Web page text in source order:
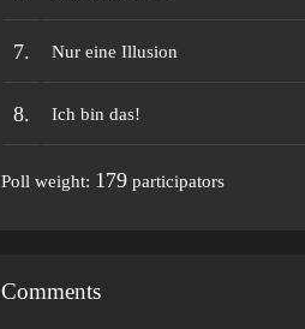
7. Nur eine Illusion
8. Ich bin das!
Poll weight: 179 participators
Comments